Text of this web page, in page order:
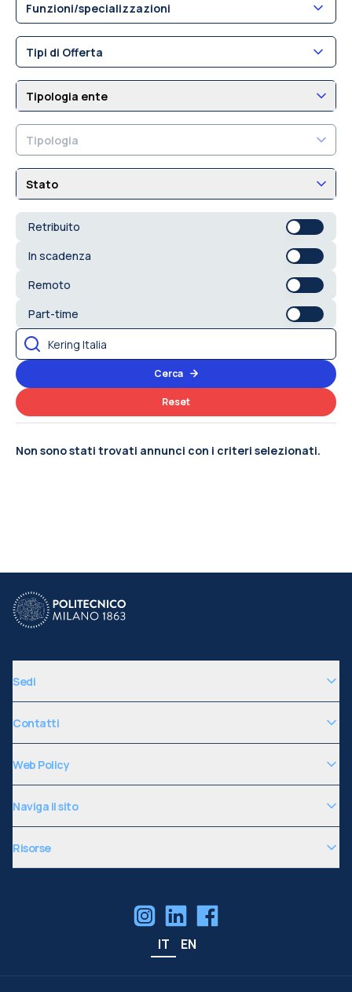
Funzioni/specializzazioni
Tipi di Offerta
Tipologia ente
Tipologia
Stato
Retribuito
In scadenza
Remoto
Part-time
Cerca
Reset
Non sono stati trovati annunci con i criteri selezionati.
Sedi
Contatti
Web Policy
Naviga il sito
Risorse
IT EN